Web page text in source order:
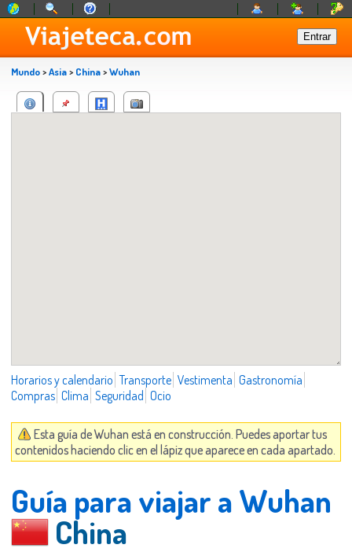
Mundo>Asia> China>Wuhan
Horarios y calendario Transporte Vestimenta Gastronomía
Compras Clima Seguridad Ocio
Esta guía de Wuhan está en construcción. Puedes aportar tus
contenidos haciendo clic en el lápiz que aparece en cada apartado.
Guía para viajar a Wuhan
China